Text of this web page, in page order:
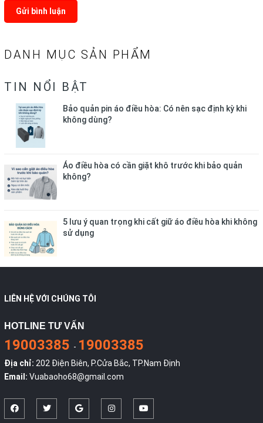
DANH MỤC SẢN PHẨM
TIN NỔI BẬT
Bảo quản pin áo điều hòa: Có nên sạc định kỳ khi
không dùng?
Áo điều hòa có cần giặt khô trước khi bảo quản
không?
5 lưu ý quan trọng khi cất giữ áo điều hòa khi không
sử dụng
Gửi bình luận
LIÊN HỆ VỚI CHÚNG TÔI
HOTLINE TƯ VẤN
19003385 - 19003385
Địa chỉ: 202 Điện Biên, P.Cửa Bắc, TP.Nam Định
Email: Vuabaoho68@gmail.com